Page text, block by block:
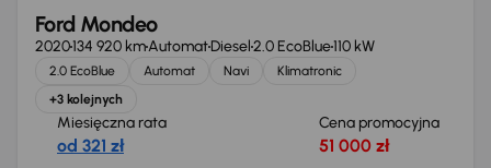
Ford Mondeo
2020134 920 kmAutomatDiesel2.0 EcoBlue110 kW
2.0 EcoBlue Automat Navi
Klimatronic
+3 kolejnych
Miesięczna rata
od 321 zł
Cena promocyjna
51 000 zł